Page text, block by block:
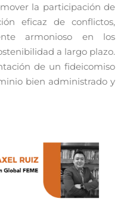
la participación de
eficaz de conflictos,
armonioso en los
a largo plazo.
de un fideicomiso
bien administrado y